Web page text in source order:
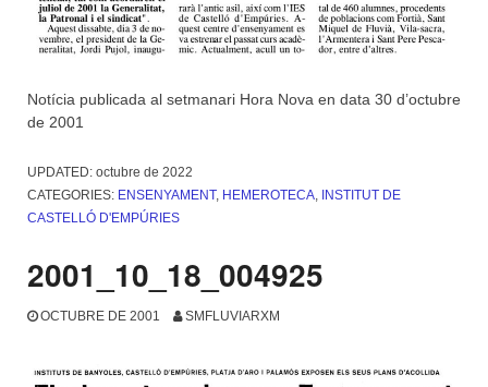
Notícia publicada al setmanari Hora Nova en data 30 d’octubre
de 2001
UPDATED: octubre de 2022
CATEGORIES: ENSENYAMENT, HEMEROTECA, INSTITUT DE
CASTELLÓ D'EMPÚRIES
2001_10_18_004925
OCTUBRE DE 2001 SMFLUVIARXM